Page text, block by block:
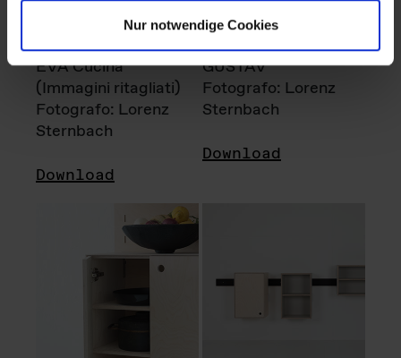
Nur notwendige Cookies
EVA Cucina
(Immagini ritagliati)
Fotografo: Lorenz
Sternbach
Download
GUSTAV
Fotografo: Lorenz
Sternbach
Download